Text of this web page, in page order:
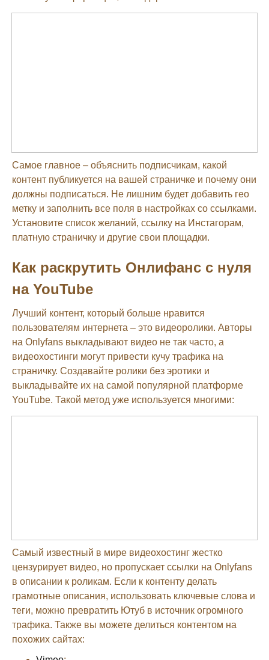
Самое главное – объяснить подписчикам, какой
контент публикуется на вашей страничке и почему они
должны подписаться. Не лишним будет добавить гео
метку и заполнить все поля в настройках со ссылками.
Установите список желаний, ссылку на Инстагорам,
платную страничку и другие свои площадки.
Как раскрутить Онлифанс с нуля
на YouTube
Лучший контент, который больше нравится
пользователям интернета – это видеоролики. Авторы
на Onlyfans выкладывают видео не так часто, а
видеохостинги могут привести кучу трафика на
страничку. Создавайте ролики без эротики и
выкладывайте их на самой популярной платформе
YouTube. Такой метод уже используется многими:
Самый известный в мире видеохостинг жестко
цензурирует видео, но пропускает ссылки на Onlyfans
в описании к роликам. Если к контенту делать
грамотные описания, использовать ключевые слова и
теги, можно превратить Ютуб в источник огромного
трафика. Также вы можете делиться контентом на
похожих сайтах: